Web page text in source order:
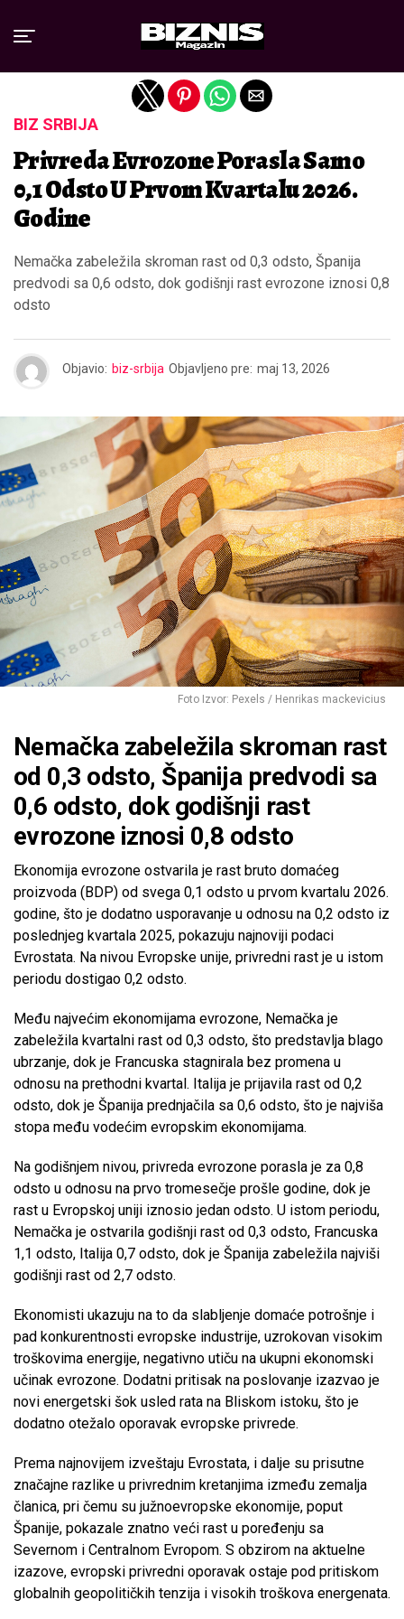
BIZ SRBIJA
Privreda Evrozone Porasla Samo
0,1 Odsto U Prvom Kvartalu 2026.
Godine
Nemačka zabeležila skroman rast od 0,3 odsto, Španija
predvodi sa 0,6 odsto, dok godišnji rast evrozone iznosi 0,8
odsto
Objavio: biz-srbija Objavljeno pre: maj 13, 2026
Foto Izvor: Pexels / Henrikas mackevicius
Nemačka zabeležila skroman rast
od 0,3 odsto, Španija predvodi sa
0,6 odsto, dok godišnji rast
evrozone iznosi 0,8 odsto
Ekonomija evrozone ostvarila je rast bruto domaćeg
proizvoda (BDP) od svega 0,1 odsto u prvom kvartalu 2026.
godine, što je dodatno usporavanje u odnosu na 0,2 odsto iz
poslednjeg kvartala 2025, pokazuju najnoviji podaci
Evrostata. Na nivou Evropske unije, privredni rast je u istom
periodu dostigao 0,2 odsto.
Među najvećim ekonomijama evrozone, Nemačka je
zabeležila kvartalni rast od 0,3 odsto, što predstavlja blago
ubrzanje, dok je Francuska stagnirala bez promena u
odnosu na prethodni kvartal. Italija je prijavila rast od 0,2
odsto, dok je Španija prednjačila sa 0,6 odsto, što je najviša
stopa među vodećim evropskim ekonomijama.
Na godišnjem nivou, privreda evrozone porasla je za 0,8
odsto u odnosu na prvo tromesečje prošle godine, dok je
rast u Evropskoj uniji iznosio jedan odsto. U istom periodu,
Nemačka je ostvarila godišnji rast od 0,3 odsto, Francuska
1,1 odsto, Italija 0,7 odsto, dok je Španija zabeležila najviši
godišnji rast od 2,7 odsto.
Ekonomisti ukazuju na to da slabljenje domaće potrošnje i
pad konkurentnosti evropske industrije, uzrokovan visokim
troškovima energije, negativno utiču na ukupni ekonomski
učinak evrozone. Dodatni pritisak na poslovanje izazvao je
novi energetski šok usled rata na Bliskom istoku, što je
dodatno otežalo oporavak evropske privrede.
Prema najnovijem izveštaju Evrostata, i dalje su prisutne
značajne razlike u privrednim kretanjima između zemalja
članica, pri čemu su južnoevropske ekonomije, poput
Španije, pokazale znatno veći rast u poređenju sa
Severnom i Centralnom Evropom. S obzirom na aktuelne
izazove, evropski privredni oporavak ostaje pod pritiskom
globalnih geopolitičkih tenzija i visokih troškova energenata.
Exit mobile version